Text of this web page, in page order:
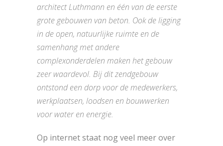
architect Luthmann en één van de eerste
grote gebouwen van beton. Ook de ligging
in de open, natuurlijke ruimte en de
samenhang met andere
complexonderdelen maken het gebouw
zeer waardevol. Bij dit zendgebouw
ontstond een dorp voor de medewerkers,
werkplaatsen, loodsen en bouwwerken
voor water en energie.
Op internet staat nog veel meer over